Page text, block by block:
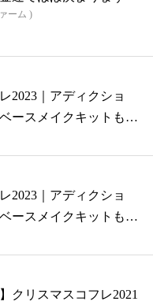
ーム )
2023｜アディクショ
ースメイクキットも登
2023｜アディクショ
ースメイクキットも登
クリスマスコフレ2021